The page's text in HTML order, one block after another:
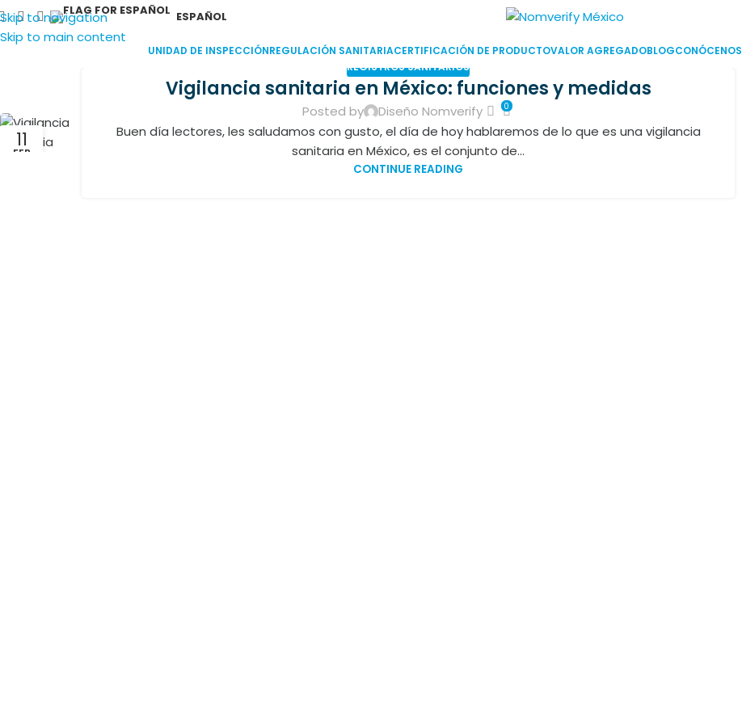
Skip to navigation
Skip to main content
ESPAÑOL
UNIDAD DE INSPECCIÓNREGULACIÓN SANITARIACERTIFICACIÓN DE PRODUCTOVALOR AGREGADOBLOGCONÓCENOS
11
FEB
REGISTROS SANITARIOS
Vigilancia sanitaria en México: funciones y medidas
Posted by Diseño Nomverify 0
Buen día lectores, les saludamos con gusto, el día de hoy hablaremos de lo que es una vigilancia
sanitaria en México, es el conjunto de...
CONTINUE READING